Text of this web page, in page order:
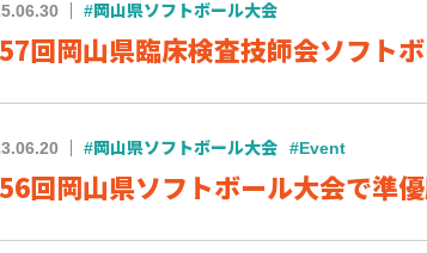
#岡山県ソフトボール大会
回岡山県臨床検査技師会ソフト
#岡山県ソフトボール大会 #Event
回岡山県ソフトボール大会で準優